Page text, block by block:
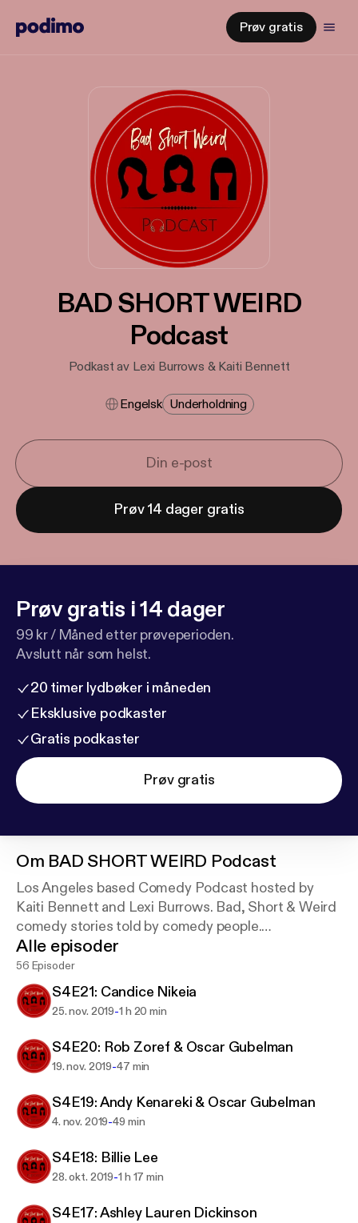
Prøv gratis
BAD SHORT WEIRD
Podcast
Podkast av Lexi Burrows & Kaiti Bennett
Engelsk Underholdning
Prøv 14 dager gratis
Prøv gratis i 14 dager
99 kr / Måned etter prøveperioden.
Avslutt når som helst.
20 timer lydbøker i måneden
Eksklusive podkaster
Gratis podkaster
Prøv gratis
Om BAD SHORT WEIRD Podcast
Los Angeles based Comedy Podcast hosted by
Kaiti Bennett and Lexi Burrows. Bad, Short & Weird
comedy stories told by comedy people.
Follow us on IG/FB @badshortweirdpodcast
Twitter @badshortweird
Alle episoder
56 Episoder
S4E21: Candice Nikeia
25. nov. 2019-1 h 20 min
S4E20: Rob Zoref & Oscar Gubelman
19. nov. 2019-47 min
S4E19: Andy Kenareki & Oscar Gubelman
4. nov. 2019-49 min
S4E18: Billie Lee
28. okt. 2019-1 h 17 min
S4E17: Ashley Lauren Dickinson